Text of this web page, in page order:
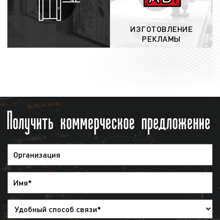
рекламной кампании заказчику
предоставляется отчет. Указанный отчет
предоставляется в видеэфирной
справки. Также в качестве
заказчика на радио. Рекламодатель
может самостоятельно отслеживать
корректность выхода рекламы на радио с
помощью имеющегося графика
(медиаплана).
Итак, как видим, процесс размещения
рекламы на радио является довольно
простым. В среднем для размещения рекламы
необходимо 5-7 рабочих дней при условии, что
ИЗГОТОВЛЕНИЕ
РЕКЛАМЫ
Получить коммерческое предложение